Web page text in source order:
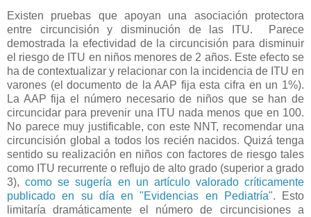
Existen pruebas que apoyan una asociación protectora
entre circuncisión y disminución de las ITU. Parece
demostrada la efectividad de la circuncisión para disminuir
el riesgo de ITU en niños menores de 2 años. Este efecto se
ha de contextualizar y relacionar con la incidencia de ITU en
varones (el documento de la AAP fija esta cifra en un 1%).
La AAP fija el número necesario de niños que se han de
circuncidar para prevenir una ITU nada menos que en 100.
No parece muy justificable, con este NNT, recomendar una
circuncisión global a todos los recién nacidos. Quizá tenga
sentido su realización en niños con factores de riesgo tales
como ITU recurrente o reflujo de alto grado (superior a grado
3),como se sugería en un artículo valorado críticamente
publicado en su día en "Evidencias en Pediatría". Esto
limitaría dramáticamente el número de circuncisiones a